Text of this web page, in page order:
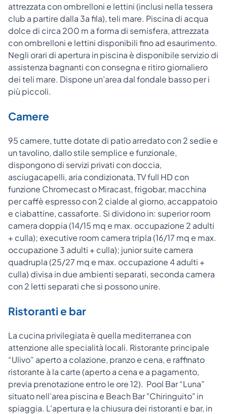
attrezzata con ombrelloni e lettini (inclusi nella tessera
club a partire dalla 3a fila), teli mare. Piscina di acqua
dolce di circa 200 m a forma di semisfera, attrezzata
con ombrelloni e lettini disponibili fino ad esaurimento.
Negli orari di apertura in piscina è disponibile servizio di
assistenza bagnanti con consegna e ritiro giornaliero
dei teli mare. Dispone un’area dal fondale basso per i
più piccoli.
Camere
95 camere, tutte dotate di patio arredato con 2 sedie e
un tavolino, dallo stile semplice e funzionale,
dispongono di servizi privati con doccia,
asciugacapelli, aria condizionata, TV full HD con
funzione Chromecast o Miracast, frigobar, macchina
per caffè espresso con 2 cialde al giorno, accappatoio
e ciabattine, cassaforte. Si dividono in: superior room
camera doppia (14/15 mq e max. occupazione 2 adulti
+ culla); executive room camera tripla (16/17 mq e max.
occupazione 3 adulti + culla); junior suite camera
quadrupla (25/27 mq e max. occupazione 4 adulti +
culla) divisa in due ambienti separati, seconda camera
con 2 letti separati che si possono unire.
Ristoranti e bar
La cucina privilegiata è quella mediterranea con
attenzione alle specialità locali. Ristorante principale
“Ulivo” aperto a colazione, pranzo e cena, e raffinato
ristorante à la carte (aperto a cena e a pagamento,
previa prenotazione entro le ore 12). Pool Bar “Luna”
situato nell’area piscina e Beach Bar "Chiringuito" in
spiaggia. L'apertura e la chiusura dei ristoranti e bar, in